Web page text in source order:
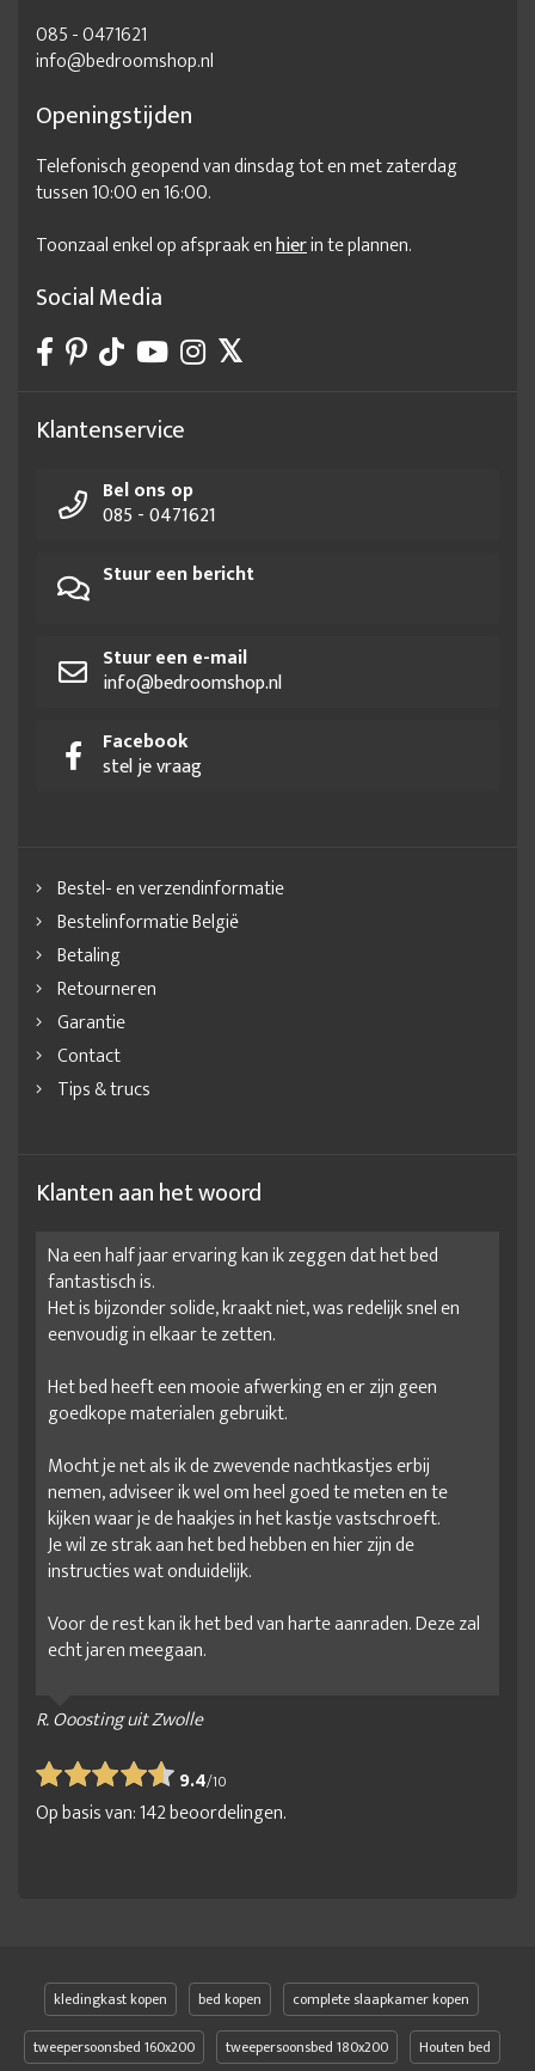
085 - 0471621
info@bedroomshop.nl
Openingstijden
Telefonisch geopend van dinsdag tot en met zaterdag
tussen 10:00 en 16:00.
Toonzaal enkel op afspraak enhierin te plannen.
Social Media
Klantenservice
Bel ons op
085 - 0471621
Stuur een bericht
Stuur een e-mail
info@bedroomshop.nl
Facebook
stel je vraag
Bestel- en verzendinformatie
Bestelinformatie België
Betaling
Retourneren
Garantie
Contact
Tips & trucs
Klanten aan het woord
Na een half jaar ervaring kan ik zeggen dat het bed
fantastisch is.
Het is bijzonder solide, kraakt niet, was redelijk snel en
eenvoudig in elkaar te zetten.
Het bed heeft een mooie afwerking en er zijn geen
goedkope materialen gebruikt.
Mocht je net als ik de zwevende nachtkastjes erbij
nemen, adviseer ik wel om heel goed te meten en te
kijken waar je de haakjes in het kastje vastschroeft.
Je wil ze strak aan het bed hebben en hier zijn de
instructies wat onduidelijk.
Voor de rest kan ik het bed van harte aanraden. Deze zal
echt jaren meegaan.
R. Ooosting uit Zwolle
9.4/10
Op basis van:142beoordelingen.
kledingkast kopen bed kopen
complete slaapkamer kopen
tweepersoonsbed 160x200
tweepersoonsbed 180x200 Houten bed